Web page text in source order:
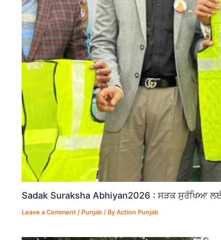
Sadak Suraksha Abhiyan2026 : ਸੜਕ ਸੁਰੱਖਿਆ
Leave a Comment / Punjab / ByAction Punjab